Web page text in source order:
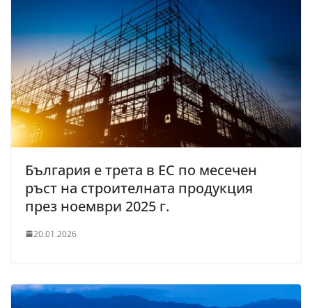
България е трета в ЕС по месечен
ръст на строителната продукция
през ноември 2025 г.
20.01.2026